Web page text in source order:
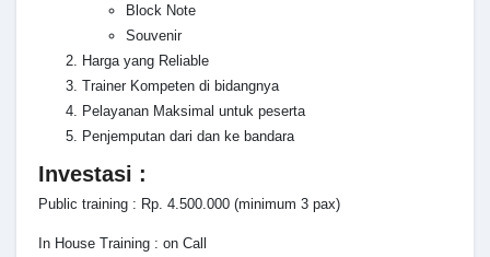
Block Note
Souvenir
Harga yang Reliable
Trainer Kompeten di bidangnya
Pelayanan Maksimal untuk peserta
Penjemputan dari dan ke bandara
Investasi :
Public training : Rp. 4.500.000 (minimum 3 pax)
In House Training : on Call